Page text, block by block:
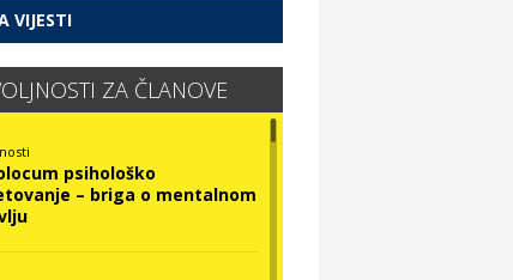
VIJESTI
ZA ČLANOVE
psihološko
– briga o mentalnom